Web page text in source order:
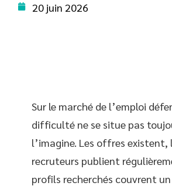
20 juin 2026
Sur le marché de l’emploi
difficulté ne se situe pas
l’imagine. Les offres existent,
recruteurs publient
profils recherchés couvrent